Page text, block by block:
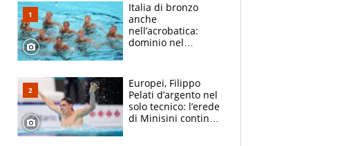
Italia di bronzo
anche
nell’acrobatica:
dominio nel
e compagni
continuare
Europei, Filippo
Pelati d’argento nel
solo tecnico: l’erede
di Minisini continua